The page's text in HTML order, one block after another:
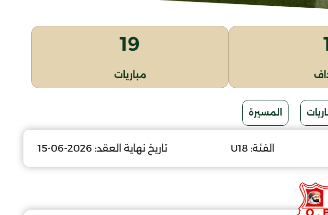
19
مباريات
المسيرة
الفئة: U18 تاريخ نهاية العقد: 2026-06-15